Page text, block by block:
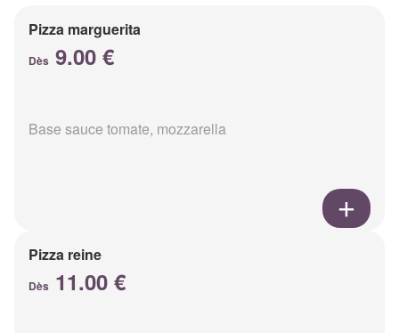
Pizza marguerita
Dès 9.00 €
Base sauce tomate, mozzarella
Pizza reine
Dès 11.00 €